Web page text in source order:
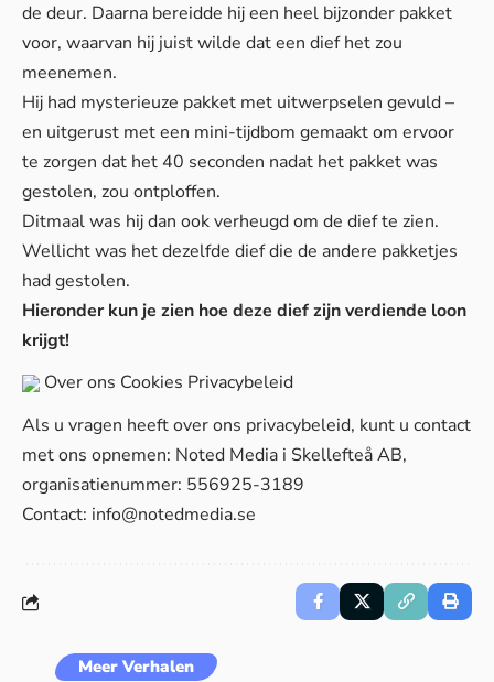
de deur. Daarna bereidde hij een heel bijzonder pakket
voor, waarvan hij juist wilde dat een dief het zou
meenemen.
Hij had mysterieuze pakket met uitwerpselen gevuld –
en uitgerust met een mini-tijdbom gemaakt om ervoor
te zorgen dat het 40 seconden nadat het pakket was
gestolen, zou ontploffen.
Ditmaal was hij dan ook verheugd om de dief te zien.
Wellicht was het dezelfde dief die de andere pakketjes
had gestolen.
Hieronder kun je zien hoe deze dief zijn verdiende loon
krijgt!
Over ons Cookies Privacybeleid
Als u vragen heeft over ons privacybeleid, kunt u contact
met ons opnemen: Noted Media i Skellefteå AB,
organisatienummer: 556925-3189
Contact: info@notedmedia.se
Meer Verhalen